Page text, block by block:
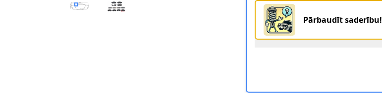
BREMŽU UZLIKU KOMPL., DISKU BREMZES BREMBO P 83 160 1
BREMŽU UZLIKU KOMPL., DISKU BREMZES BREMBO P 83 160 2
Pārbaudīt saderību!